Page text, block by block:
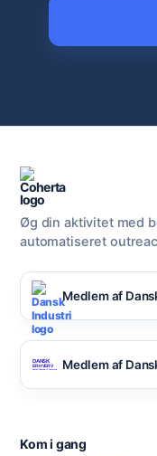
Øg din aktivitet med
automatiseret
Medlem af
Medlem af
Kom i gang